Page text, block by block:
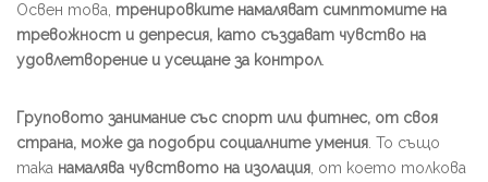
Освен това, тренировките намаляват симптомите на
тревожност и депресия, като създават чувство на
удовлетворение и усещане за контрол.
Груповото занимание със спорт или фитнес, от своя
страна, може да подобри социалните умения . То също
така намалява чувството на изолация , от което толкова